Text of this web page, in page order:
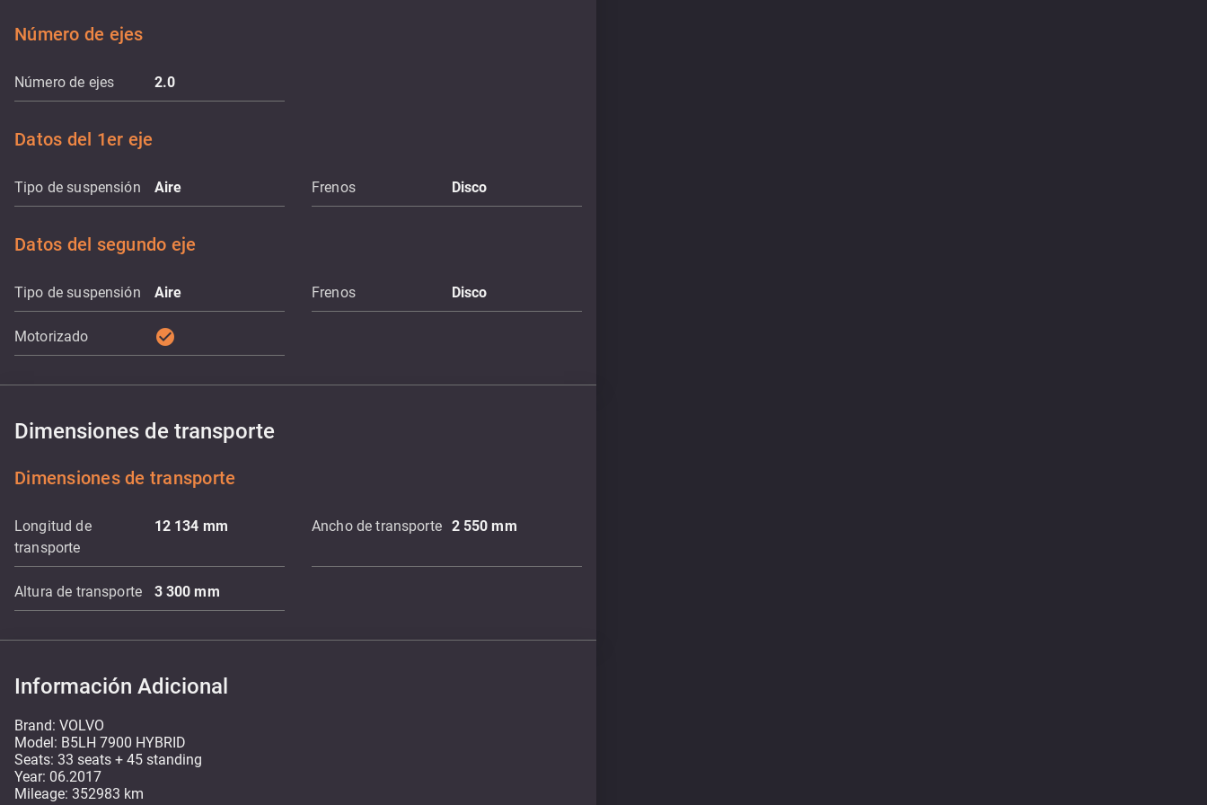
Número de ejes
Número de ejes 2.0
Datos del 1er eje
Tipo de suspensión Aire Frenos Disco
Datos del segundo eje
Tipo de suspensión Aire Frenos Disco
Motorizado check_circle
Dimensiones de transporte
Dimensiones de transporte
Longitud de
transporte
12 134 mm Ancho de transporte 2 550mm
Altura de transporte 3 300mm
Información Adicional
Brand: VOLVO
Model: B5LH 7900 HYBRID
Seats: 33 seats + 45 standing
Year: 06.2017
Mileage: 352983 km